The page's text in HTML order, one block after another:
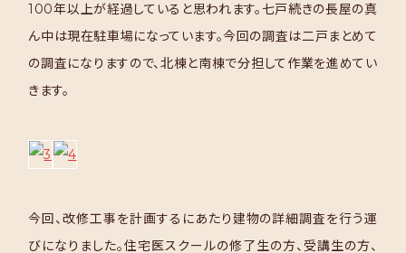
100年以上が経過していると思われます。七戸続きの長屋の真
ん中は現在駐車場になっています。今回の調査は二戸まとめて
の調査になりますので、北棟と南棟で分担して作業を進めてい
きます。
今回、改修工事を計画するにあたり建物の詳細調査を行う運
びになりました。住宅医スクールの修了生の方、受講生の方、